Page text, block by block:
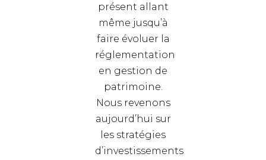
présent allant
même jusqu’à
faire évoluer la
réglementation
en gestion de
patrimoine.
Nous revenons
aujourd’hui sur
les stratégies
d’investissements